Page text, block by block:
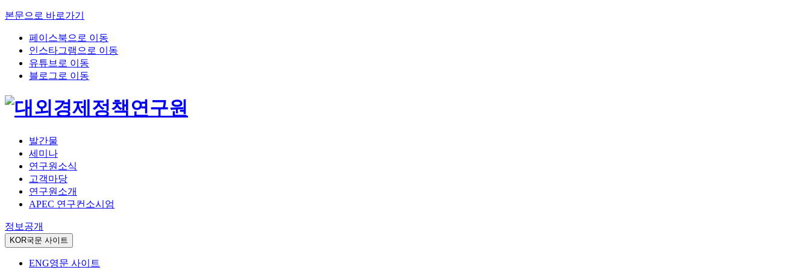
본문으로 바로가기
페이스북으로 이동
인스타그램으로 이동
유튜브로 이동
블로그로 이동
발간물
세미나
연구원소식
고객마당
연구원소개
APEC 연구컨소시엄
정보공개
KOR국문 사이트
ENG영문 사이트